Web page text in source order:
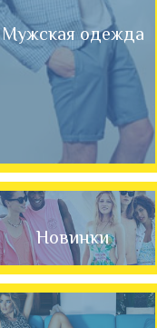
Мужская одежда
Новинки